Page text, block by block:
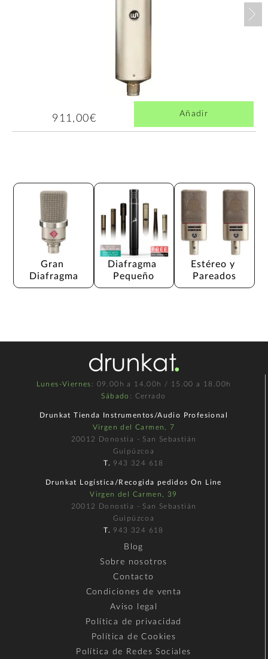
911,00€ Añadir
Gran
Diafragma
Diafragma
Pequeño
Estéreo y
Pareados
Lunes-Viernes : 09.00h a 14.00h / 15.00 a 18.00h
Sábado : Cerrado
Drunkat Tienda Instrumentos/Audio Profesional
Virgen del Carmen, 7
20012 Donostia - San Sebastián
Guipúzcoa
T. 943 324 618
Drunkat Logística/Recogida pedidos On Line
Virgen del Carmen, 39
20012 Donostia - San Sebastián
Guipúzcoa
T. 943 324 618
Blog
Sobre nosotros
Contacto
Condiciones de venta
Aviso legal
Política de privacidad
Política de Cookies
Política de Redes Sociales